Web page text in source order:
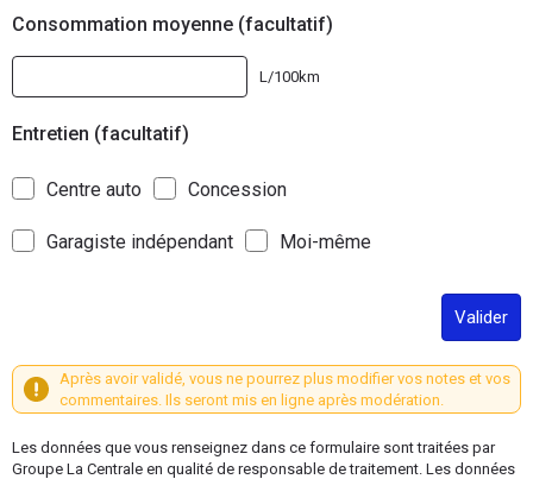
Consommation moyenne (facultatif)
L/100km
Entretien (facultatif)
Centre auto Concession
Garagiste indépendant Moi-même
Valider
Après avoir validé, vous ne pourrez plus modifier vos notes et vos
commentaires. Ils seront mis en ligne après modération.
Les données que vous renseignez dans ce formulaire sont traitées par
Groupe La Centrale en qualité de responsable de traitement. Les données